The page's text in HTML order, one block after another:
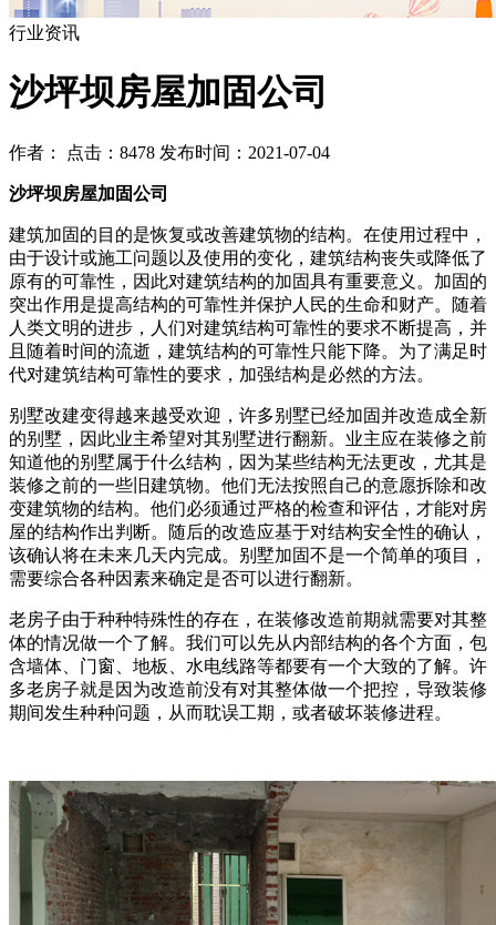
行业资讯
沙坪坝房屋加固公司
作者： 点击：8478 发布时间：2021-07-04
沙坪坝房屋加固公司
建筑加固的目的是恢复或改善建筑物的结构。在使用过程中，
由于设计或施工问题以及使用的变化，建筑结构丧失或降低了
原有的可靠性，因此对建筑结构的加固具有重要意义。加固的
突出作用是提高结构的可靠性并保护人民的生命和财产。随着
人类文明的进步，人们对建筑结构可靠性的要求不断提高，并
且随着时间的流逝，建筑结构的可靠性只能下降。为了满足时
代对建筑结构可靠性的要求，加强结构是必然的方法。
别墅改建变得越来越受欢迎，许多别墅已经加固并改造成全新
的别墅，因此业主希望对其别墅进行翻新。业主应在装修之前
知道他的别墅属于什么结构，因为某些结构无法更改，尤其是
装修之前的一些旧建筑物。他们无法按照自己的意愿拆除和改
变建筑物的结构。他们必须通过严格的检查和评估，才能对房
屋的结构作出判断。随后的改造应基于对结构安全性的确认，
该确认将在未来几天内完成。别墅加固不是一个简单的项目，
需要综合各种因素来确定是否可以进行翻新。
老房子由于种种特殊性的存在，在装修改造前期就需要对其整
体的情况做一个了解。我们可以先从内部结构的各个方面，包
含墙体、门窗、地板、水电线路等都要有一个大致的了解。许
多老房子就是因为改造前没有对其整体做一个把控，导致装修
期间发生种种问题，从而耽误工期，或者破坏装修进程。